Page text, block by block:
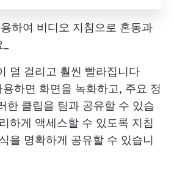
하여 비디오 지침으로 혼동과
덜 걸리고 훨씬 빨라집니다
용하면 화면을 녹화하고, 주요 정
한 클립을 팀과 공유할 수 있습
하게 액세스할 수 있도록 지침
을 명확하게 공유할 수 있습니